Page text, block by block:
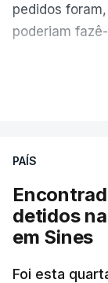
pedidos
poderiam
No domingo,
cento dos
mas Cristina
Pública, tem
PAÍS
detidos
em Sines
Foi esta